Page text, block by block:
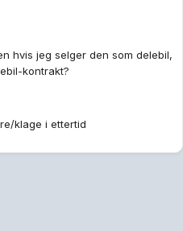
hvis jeg selger den som delebil,
kontrakt?
klage i ettertid